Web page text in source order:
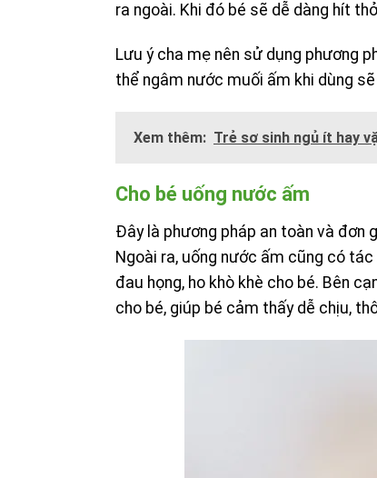
ra ngoài. Khi đó bé sẽ dễ dàng hít
Lưu ý cha mẹ nên sử dụng phương
thể ngâm nước muối ấm khi dùng
Xem thêm: Trẻ sơ sinh ngủ ít hay
Cho bé uống nước ấm
Đây là phương pháp an toàn và đơn
Ngoài ra, uống nước ấm cũng có
đau họng, ho khò khè cho bé. Bên
cho bé, giúp bé cảm thấy dễ chịu,